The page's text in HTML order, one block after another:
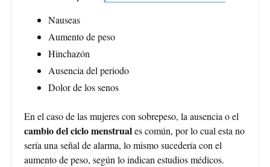
Nauseas
Aumento de peso
Hinchazón
Ausencia del periodo
Dolor de los senos
En el caso de las mujeres con sobrepeso, la ausencia o el
cambio del ciclo menstruales común, por lo cual esta no
sería una señal de alarma, lo mismo sucedería con el
aumento de peso, según lo indican estudios médicos.